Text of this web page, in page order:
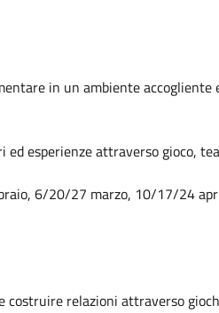
in un ambiente accogliente
esperienze attraverso gioco,
6/20/27 marzo, 10/17/24
costruire relazioni attraverso